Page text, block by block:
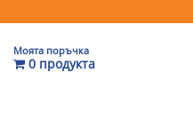
Моята поръчка
0 продукта